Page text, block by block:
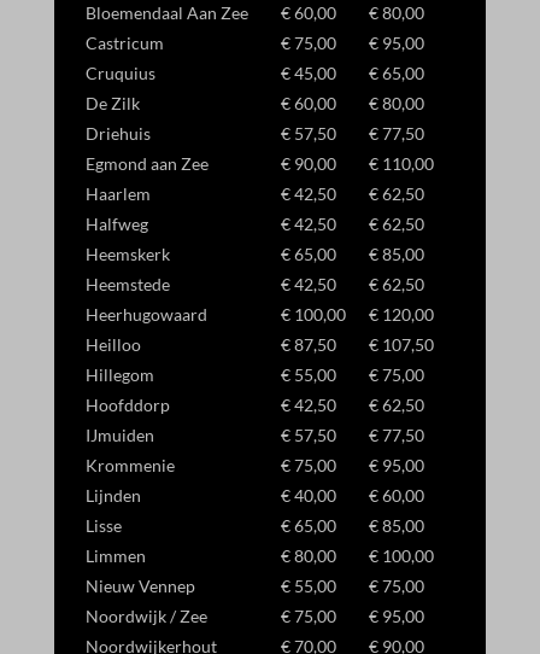
Bloemendaal Aan Zee
€ 60,00
€ 80,00
Castricum
€ 75,00
€ 95,00
Cruquius
€ 45,00
€ 65,00
De Zilk
€ 60,00
€ 80,00
Driehuis
€ 57,50
€ 77,50
Egmond aan Zee
€ 90,00
€ 110,00
Haarlem
€ 42,50
€ 62,50
Halfweg
€ 42,50
€ 62,50
Heemskerk
€ 65,00
€ 85,00
Heemstede
€ 42,50
€ 62,50
Heerhugowaard
€ 100,00
€ 120,00
Heilloo
€ 87,50
€ 107,50
Hillegom
€ 55,00
€ 75,00
Hoofddorp
€ 42,50
€ 62,50
IJmuiden
€ 57,50
€ 77,50
Krommenie
€ 75,00
€ 95,00
Lijnden
€ 40,00
€ 60,00
Lisse
€ 65,00
€ 85,00
Limmen
€ 80,00
€ 100,00
Nieuw Vennep
€ 55,00
€ 75,00
Noordwijk / Zee
€ 75,00
€ 95,00
Noordwijkerhout
€ 70,00 € 90,00
_gcl_ag
_gcl_gs
amzn_consent
ssm_au_c